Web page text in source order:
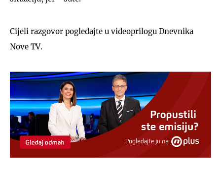
Cijeli razgovor pogledajte u videoprilogu Dnevnika
Nove TV.